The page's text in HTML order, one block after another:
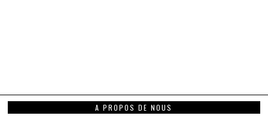
A PROPOS DE NOUS